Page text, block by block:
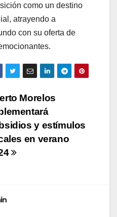
como un destino
atrayendo a
con su oferta de
Morelos
y estímulos
en verano